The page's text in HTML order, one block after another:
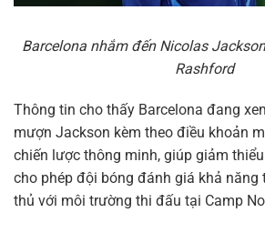
Barcelona nhắm đến Nicolas
Rashford
Thông tin cho thấy Barcelona đang
mượn Jackson kèm theo điều khoản
chiến lược thông minh, giúp giảm
cho phép đội bóng đánh giá khả năng
thủ với môi trường thi đấu tại Camp